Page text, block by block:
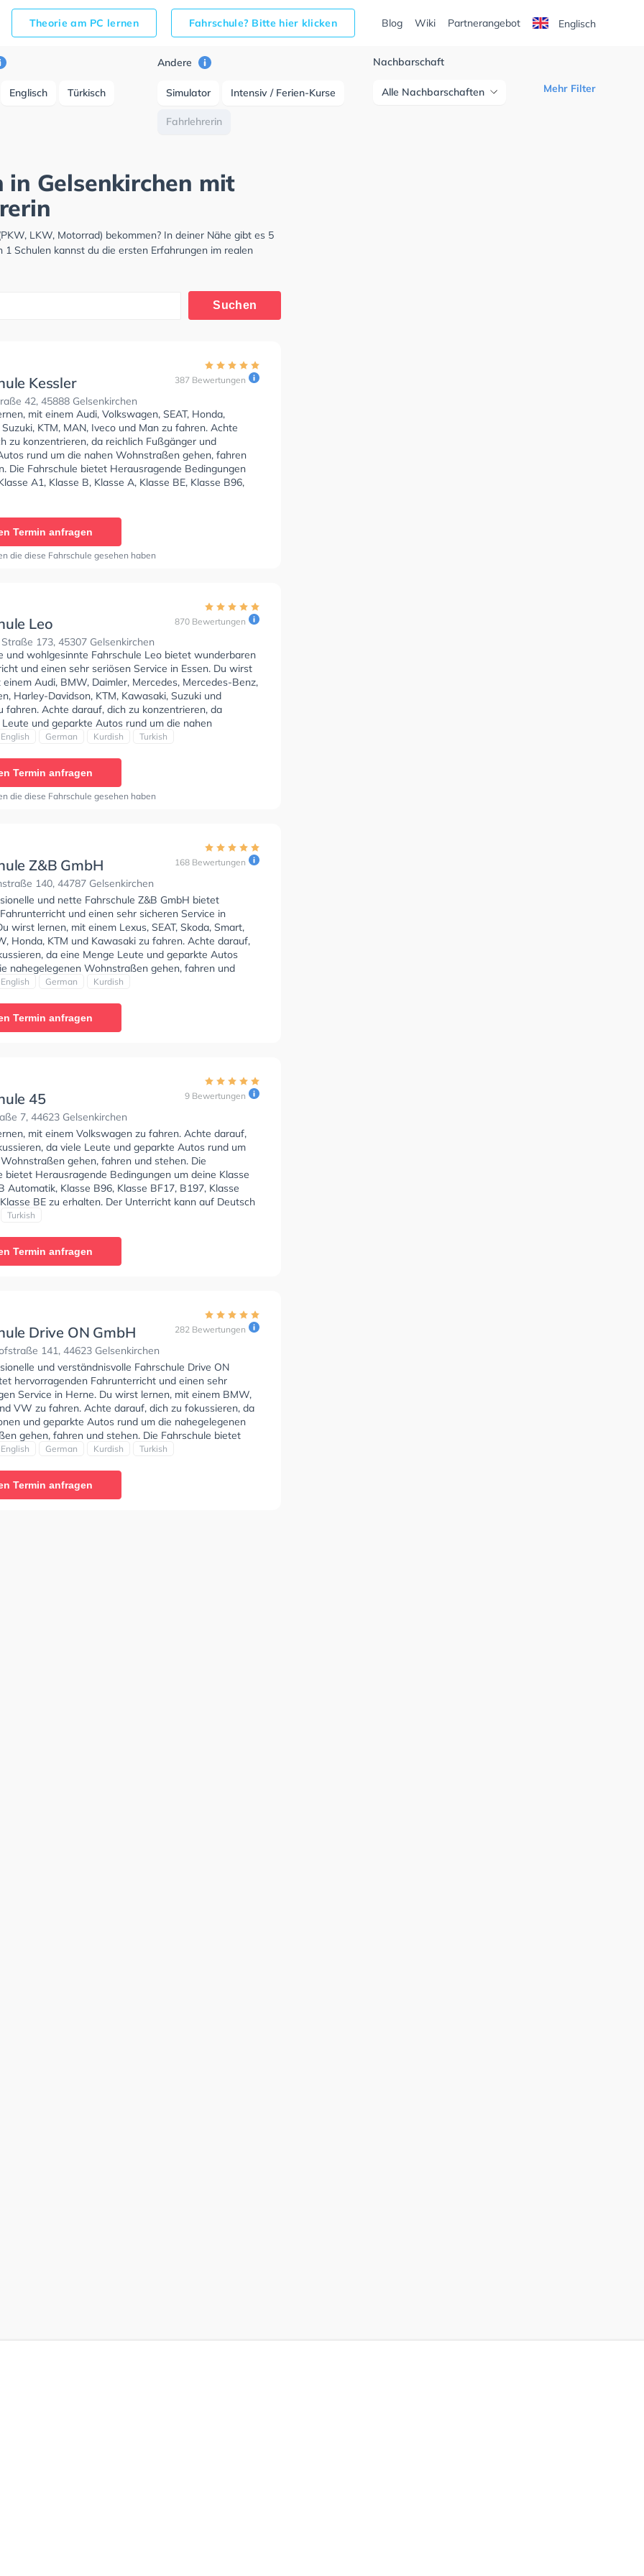
Theorie am PC lernen Fahrschule? Bitte hier klicken Blog Wiki Partnerangebot Englisch
Englisch Türkisch
Andere
Simulator Intensiv / Ferien-Kurse
Fahrlehrerin
Nachbarschaft
Alle Nachbarschaften Mehr Filter
in Gelsenkirchen mit
LKW, Motorrad) bekommen? In deiner Nähe gibt es 5
Schulen kannst du die ersten Erfahrungen im realen
Suchen
Kessler
42, 45888 Gelsenkirchen
387 Bewertungen
mit einem Audi, Volkswagen, SEAT, Honda,
KTM, MAN, Iveco und Man zu fahren. Achte
zu konzentrieren, da reichlich Fußgänger und
rund um die nahen Wohnstraßen gehen, fahren
Die Fahrschule bietet Herausragende Bedingungen
A1, Klasse B, Klasse A, Klasse BE, Klasse B96,
Klasse BF17, Klasse A2, Klasse C, Klasse CE, Klasse
C1, Klasse C1E, Klasse DE, Klasse C+CE, Klasse
B197, Klasse ASF und Klasse B197 zu erhalten.
Kurs in der Schule. Wir empfehlen dir auch online-
am PC zu absolvieren, um dich gut auf die
Termin anfragen
die diese Fahrschule gesehen haben
Leo
173, 45307 Gelsenkirchen
870 Bewertungen
und wohlgesinnte Fahrschule Leo bietet wunderbaren
und einen sehr seriösen Service in Essen. Du wirst
einem Audi, BMW, Daimler, Mercedes, Mercedes-Benz,
Harley-Davidson, KTM, Kawasaki, Suzuki und
fahren. Achte darauf, dich zu konzentrieren, da
und geparkte Autos rund um die nahen
gehen, fahren und stehen. Die Fahrschule bietet
Klasse B96, Klasse BF17, B196, B197, Klasse ASF und
zu erhalten. Der Unterricht kann auf Arabisch,
Kurdisch und Türkisch stattfinden. Die Erste-
in der Schule. Letzte Bewertung: "Die Mitarbeiter sind
English German Kurdish Turkish
Termin anfragen
die diese Fahrschule gesehen haben
Z&B GmbH
140, 44787 Gelsenkirchen
168 Bewertungen
und nette Fahrschule Z&B GmbH bietet
und einen sehr sicheren Service in
wirst lernen, mit einem Lexus, SEAT, Skoda, Smart,
Honda, KTM und Kawasaki zu fahren. Achte darauf,
da eine Menge Leute und geparkte Autos
nahegelegenen Wohnstraßen gehen, fahren und
Fahrschule bietet Perfekte Bedingungen um deine
Klasse AM, Klasse BF17, Klasse A2, B196, B197,
und Klasse B197 zu erhalten. Der Unterricht kann auf
Deutsch und Kurdisch stattfinden. Die Erste-
Bewertung: "Ist gut super empfehlenswert
lernt man super freundlich man fühlt sich wohl"
English German Kurdish
Termin anfragen
45
7, 44623 Gelsenkirchen
9 Bewertungen
mit einem Volkswagen zu fahren. Achte darauf,
da viele Leute und geparkte Autos rund um
gehen, fahren und stehen. Die
bietet Herausragende Bedingungen um deine Klasse
Automatik, Klasse B96, Klasse BF17, B197, Klasse
BE zu erhalten. Der Unterricht kann auf Deutsch
stattfinden. Die Erste-Hilfe-Kurs in der Schule. Letzte
Erklärungen"
Turkish
Termin anfragen
Drive ON GmbH
141, 44623 Gelsenkirchen
282 Bewertungen
und verständnisvolle Fahrschule Drive ON
hervorragenden Fahrunterricht und einen sehr
Service in Herne. Du wirst lernen, mit einem BMW,
VW zu fahren. Achte darauf, dich zu fokussieren, da
und geparkte Autos rund um die nahegelegenen
gehen, fahren und stehen. Die Fahrschule bietet
um deine Klasse B, Klasse B Automatik,
Der Unterricht kann auf Arabisch, Englisch, Deutsch,
Türkisch stattfinden. Die Erste-Hilfe-Kurs in der
empfehlen dir auch online-theorie tests am PC zu
English German Kurdish Turkish
Termin anfragen